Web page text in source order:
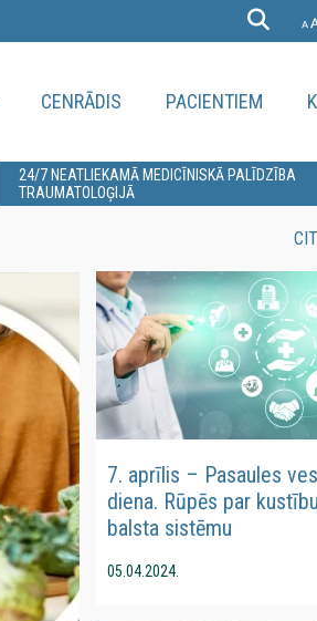
CENRĀDIS PACIENTIEM
24/7 NEATLIEKAMĀ MEDICĪNISKĀ PALĪDZĪBA
TRAUMATOLOĢIJĀ
7. aprīlis – Pasaules
diena. Rūpēs par
balsta sistēmu
05.04.2024.